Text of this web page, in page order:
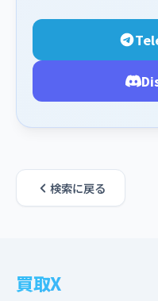
検索に戻る
買取X